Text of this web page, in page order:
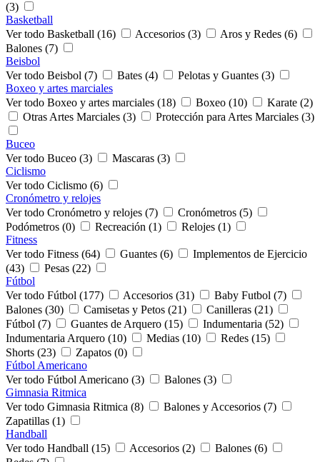
(3)
Basketball
Ver todo Basketball (16)
Accesorios (3)
Aros y Redes (6)
Balones (7)
Beisbol
Ver todo Beisbol (7)
Bates (4)
Pelotas y Guantes (3)
Boxeo y artes marciales
Ver todo Boxeo y artes marciales (18)
Boxeo (10)
Karate (2)
Otras Artes Marciales (3)
Protección para Artes Marciales (3)
Buceo
Ver todo Buceo (3)
Mascaras (3)
Ciclismo
Ver todo Ciclismo (6)
Cronómetro y relojes
Ver todo Cronómetro y relojes (7)
Cronómetros (5)
Podómetros (0)
Recreación (1)
Relojes (1)
Fitness
Ver todo Fitness (64)
Guantes (6)
Implementos de Ejercicio
(43)
Pesas (22)
Fútbol
Ver todo Fútbol (177)
Accesorios (31)
Baby Futbol (7)
Balones (30)
Camisetas y Petos (21)
Canilleras (21)
Fútbol (7)
Guantes de Arquero (15)
Indumentaria (52)
Indumentaria Arquero (10)
Medias (10)
Redes (15)
Shorts (23)
Zapatos (0)
Fútbol Americano
Ver todo Fútbol Americano (3)
Balones (3)
Gimnasia Ritmica
Ver todo Gimnasia Ritmica (8)
Balones y Accesorios (7)
Zapatillas (1)
Handball
Ver todo Handball (15)
Accesorios (2)
Balones (6)